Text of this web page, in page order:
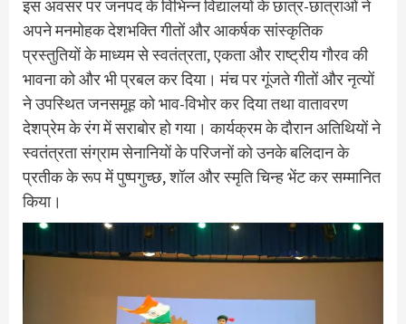
इस अवसर पर जनपद के विभिन्न विद्यालयों के छात्र-छात्राओं ने
अपने मनमोहक देशभक्ति गीतों और आकर्षक सांस्कृतिक
प्रस्तुतियों के माध्यम से स्वतंत्रता, एकता और राष्ट्रीय गौरव की
भावना को और भी प्रबल कर दिया। मंच पर गूंजते गीतों और नृत्यों
ने उपस्थित जनसमूह को भाव-विभोर कर दिया तथा वातावरण
देशप्रेम के रंग में सराबोर हो गया। कार्यक्रम के दौरान अतिथियों ने
स्वतंत्रता संग्राम सेनानियों के परिजनों को उनके बलिदान के
प्रतीक के रूप में पुष्पगुच्छ, शॉल और स्मृति चिन्ह भेंट कर सम्मानित
किया।